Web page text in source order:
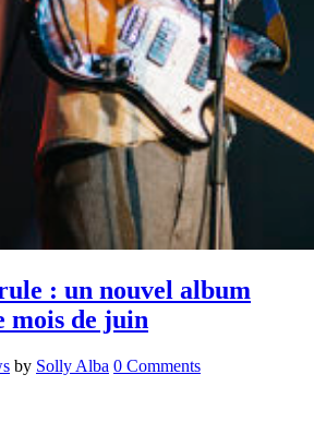
: un nouvel album
mois de juin
by Solly Alba 0 Comments